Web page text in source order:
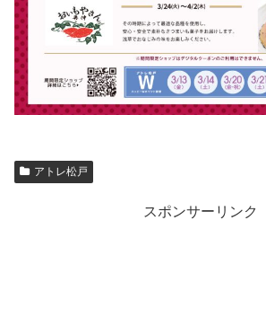
アトレ松戸
スポンサーリンク